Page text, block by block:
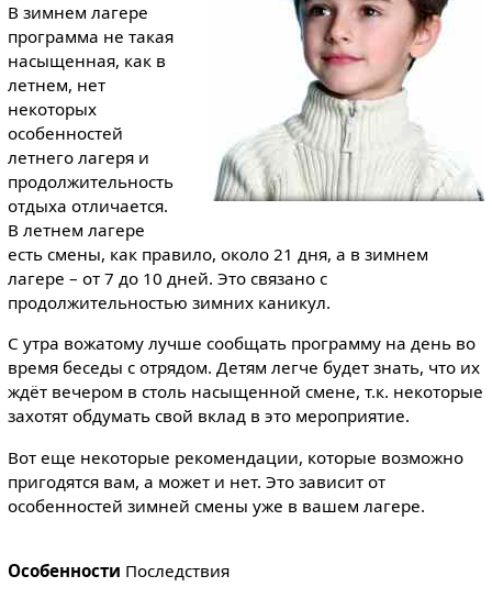
В зимнем лагере
программа не такая
насыщенная, как в
летнем, нет
некоторых
особенностей
летнего лагеря и
продолжительность
отдыха отличается.
В летнем лагере
есть смены, как правило, около 21 дня, а в зимнем
лагере – от 7 до 10 дней. Это связано с
продолжительностью зимних каникул.
С утра вожатому лучше сообщать программу на день во
время беседы с отрядом. Детям легче будет знать, что их
ждёт вечером в столь насыщенной смене, т.к. некоторые
захотят обдумать свой вклад в это мероприятие.
Вот еще некоторые рекомендации, которые возможно
пригодятся вам, а может и нет. Это зависит от
особенностей зимней смены уже в вашем лагере.
Особенности Последствия